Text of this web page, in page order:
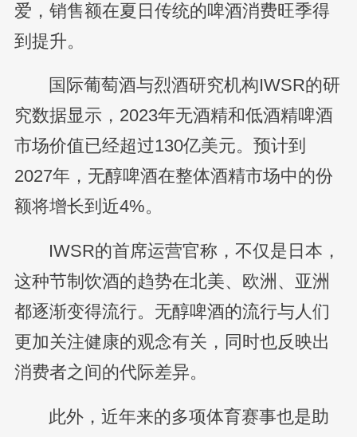
爱，销售额在夏日传统的啤酒消费旺季得
到提升。
国际葡萄酒与烈酒研究机构IWSR的研
究数据显示，2023年无酒精和低酒精啤酒
市场价值已经超过130亿美元。预计到
2027年，无醇啤酒在整体酒精市场中的份
额将增长到近4%。
IWSR的首席运营官称，不仅是日本，
这种节制饮酒的趋势在北美、欧洲、亚洲
都逐渐变得流行。无醇啤酒的流行与人们
更加关注健康的观念有关，同时也反映出
消费者之间的代际差异。
此外，近年来的多项体育赛事也是助